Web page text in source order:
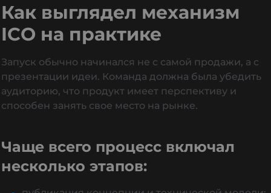
Как выглядел механизм
ICO на практике
Запуск обычно начинался не с самой продажи, а с
презентации идеи. Команда должна была убедить
аудиторию, что продукт имеет перспективу и
способен занять свое место на рынке.
Чаще всего процесс включал
несколько этапов: